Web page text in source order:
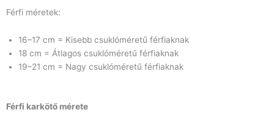
Férfi méretek:
16–17 cm = Kisebb csuklóméretű férfiaknak
18 cm = Átlagos csuklóméretű férfiaknak
19–21 cm = Nagy csuklóméretű férfiaknak
Férfi karkötő mérete
Páros